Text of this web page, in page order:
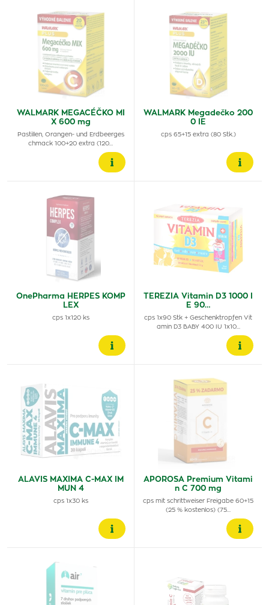
WALMARK MEGACÉČKO MI
X 600 mg
Pastillen, Orangen- und Erdbeerges
chmack 100+20 extra (120…
WALMARK Megadečko 200
0 IE
cps 65+15 extra (80 Stk.)
OnePharma HERPES KOMP
LEX
cps 1x120 ks
TEREZIA Vitamin D3 1000 I
E 90…
cps 1x90 Stk + Geschenktropfen Vit
amin D3 BABY 400 IU 1x10…
ALAVIS MAXIMA C-MAX IM
MUN 4
cps 1x30 ks
APOROSA Premium Vitami
n C 700 mg
cps mit schrittweiser Freigabe 60+15
(25 % kostenlos) (75…